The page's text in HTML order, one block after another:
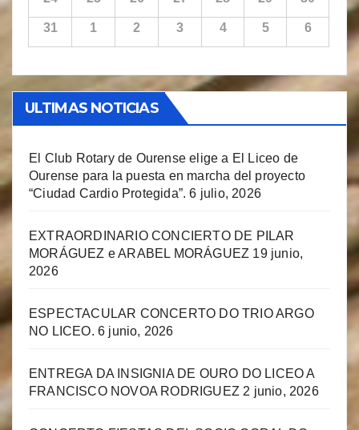
31 1 2 3 4 5 6
ULTIMAS NOTICIAS
El Club Rotary de Ourense elige a El Liceo de
Ourense para la puesta en marcha del proyecto
“Ciudad Cardio Protegida”. 6 julio, 2026
EXTRAORDINARIO CONCIERTO DE PILAR
MORÁGUEZ e ARABEL MORÁGUEZ 19 junio,
2026
ESPECTACULAR CONCERTO DO TRIO ARGO
NO LICEO. 6 junio, 2026
ENTREGA DA INSIGNIA DE OURO DO LICEO A
FRANCISCO NOVOA RODRIGUEZ 2 junio, 2026